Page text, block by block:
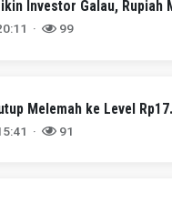
Investor Galau, Rupiah
· 99
Melemah ke Level
· 91